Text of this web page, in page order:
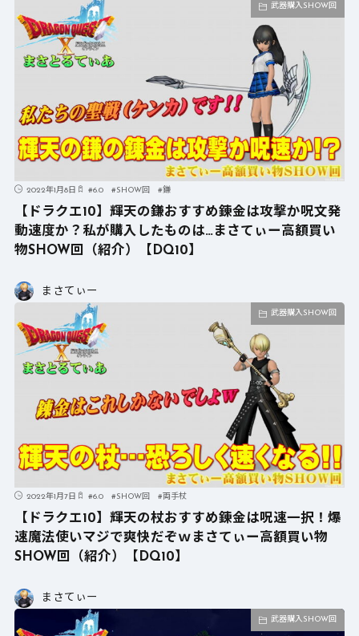
武器購入SHOW回
2022年1月8日 #6.0 #SHOW回 #鎌
【ドラクエ10】輝天の鎌おすすめ錬金は攻撃か呪文発
動速度か？私が購入したものは…まさてぃー高額買い
物SHOW回（紹介）【DQ10】
まさてぃー
武器購入SHOW回
2022年1月7日 #6.0 #SHOW回 # 両手杖
【ドラクエ10】輝天の杖おすすめ錬金は呪速一択！爆
速魔法使いマジで爽快だぞｗまさてぃー高額買い物
SHOW回（紹介）【DQ10】
まさてぃー
武器購入SHOW回